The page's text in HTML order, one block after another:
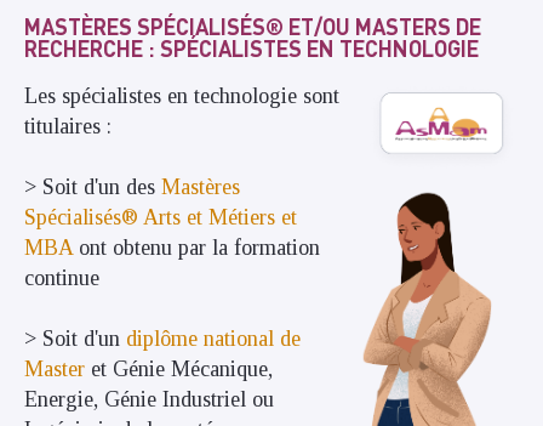
MASTÈRES SPÉCIALISÉS® ET/OU MASTERS DE
RECHERCHE : SPÉCIALISTES EN TECHNOLOGIE
Les spécialistes en technologie sont
titulaires :
> Soit d'un des Mastères
Spécialisés® Arts et Métiers et
MBAont obtenu par la formation
continue
> Soit d'un diplôme national de
Master et Génie Mécanique,
Energie, Génie Industriel ou